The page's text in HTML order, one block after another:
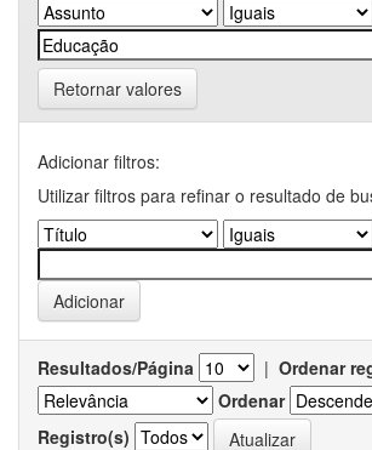
Retornar valores
Adicionar filtros:
Utilizar filtros para refinar o resultado de
Resultados/Página | Ordenar
Ordenar
Registro(s)